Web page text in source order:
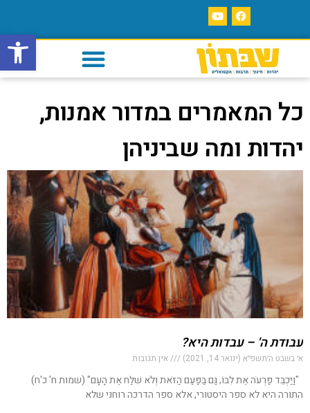
פתח
כל המאמרים במדור אמנות,
יהדות ומה שביניהן
עבודת ה' – עבדות היא?
א׳ בשבט ה׳תשפ״א (ינואר 14, 2021) אין תגובות
"וַיַּכְבֵּד פַּרְעֹה אֶת לִבּוֹ, גַּם בַּפַּעַם הַזֹּאת וְלֹא שִׁלַּח אֶת הָעָם" (שמות ח' כ'ח)
התורה היא לא ספר היסטורי, אלא ספר הדרכה רוחני שלא